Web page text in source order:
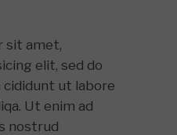
sit amet,
elit, sed do
ut labore
Ut enim ad
nostrud